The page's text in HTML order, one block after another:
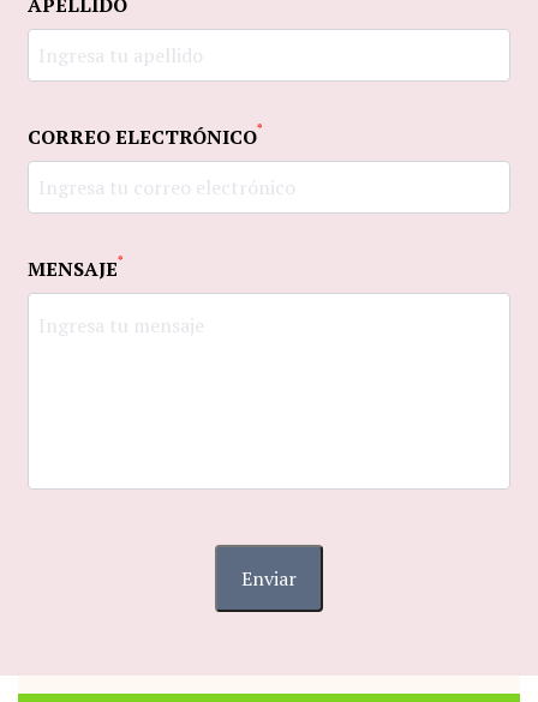
APELLIDO
CORREO ELECTRÓNICO*
MENSAJE*
Enviar